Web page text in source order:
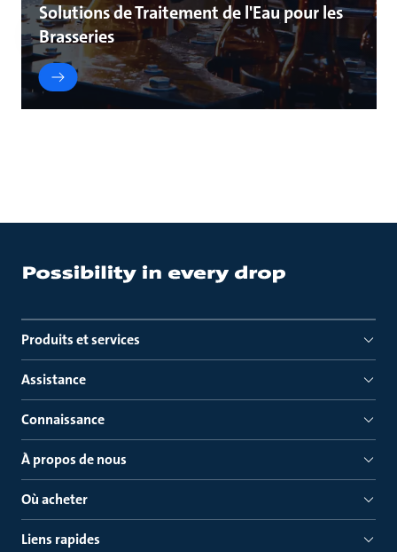
Solutions de Traitement de l'Eau pour les
Brasseries
Produits et services
Assistance
Connaissance
À propos de nous
Où acheter
Liens rapides